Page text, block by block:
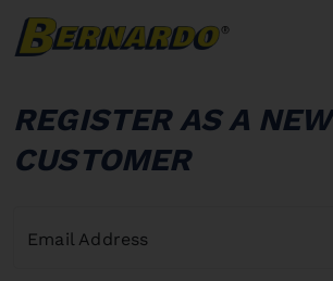
REGISTER AS A NEW
CUSTOMER
Email Address